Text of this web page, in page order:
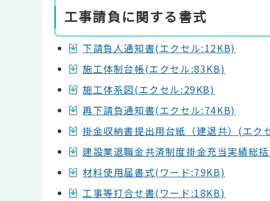
工事請負に関する書式
下請負人通知書(エクセル:12KB)
施工体制台帳(エクセル:83KB)
施工体系図(エクセル:29KB)
再下請負通知書(エクセル:74KB)
掛金収納書提出用台紙（建退共）(エク
建設業退職金共済制度掛金充当実績総
材料使用届書式(ワード:79KB)
工事等打合せ書(ワード:18KB)